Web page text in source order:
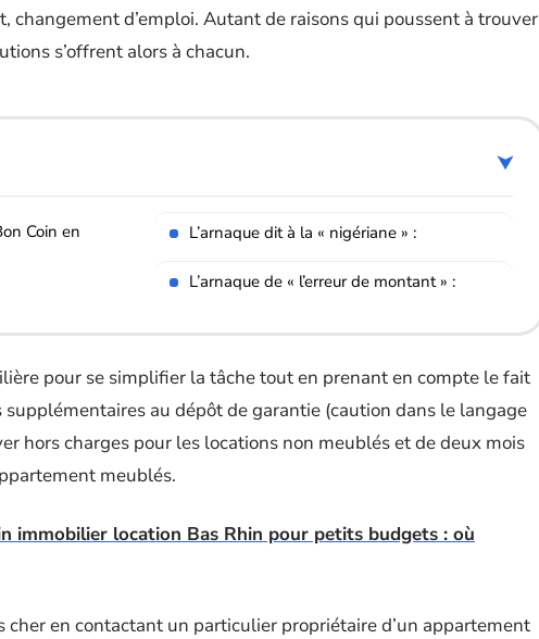
changement d’emploi. Autant de raisons qui poussent à trouver
s’offrent alors à chacun.
Coin en
L’arnaque dit à la « nigériane » :
L’arnaque de « l’erreur de montant » :
pour se simplifier la tâche tout en prenant en compte le fait
au dépôt de garantie (caution dans le langage
hors charges pour les locations non meublés et de deux mois
meublés.
immobilier location Bas Rhin pour petits budgets : où
en contactant un particulier propriétaire d’un appartement